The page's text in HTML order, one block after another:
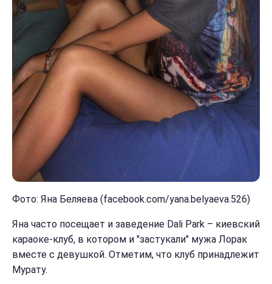
Фото: Яна Беляева (facebook.com/yana.belyaeva.526)
Яна часто посещает и заведение Dali Park – киевский
караоке-клуб, в котором и "застукали" мужа Лорак
вместе с девушкой. Отметим, что клуб принадлежит
Мурату.